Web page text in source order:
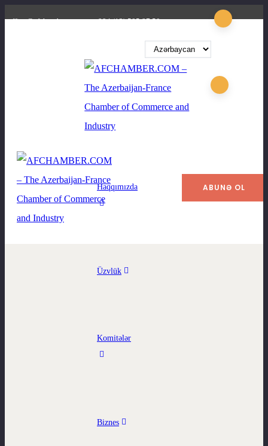
office@afchamber.com +994 (12) 505 87 50
Haqqımızda
Üzvlük
Komitələr
Biznes
ABUNƏ OL